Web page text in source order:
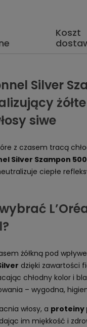
Koszt
Silver
siwe
z czasem tracą
Silver Szampon
ciepłe
żółkną pod
dzięki zawartości
chłodny kolor i
– wygodna,
włosy, a proteiny
im miękkość i